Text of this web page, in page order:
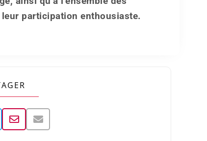
participation enthousiaste.
 